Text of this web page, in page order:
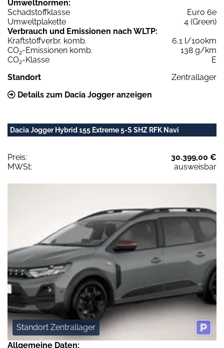
Umweltnormen:
Schadstoffklasse
Euro 6e
Umweltplakette
4 (Green)
Verbrauch und Emissionen nach WLTP:
Kraftstoffverbr. komb.
6,1 l/100km
CO2-Emissionen komb.
138 g/km
CO2-Klasse
E
Standort
Zentrallager
Details zum Dacia Jogger anzeigen
Dacia Jogger Hybrid 155 Extreme 5-S SHZ RFK Navi
Preis:
30.399,00 €
MWSt:
ausweisbar
Standort Zentrallager
Allgemeine Daten: